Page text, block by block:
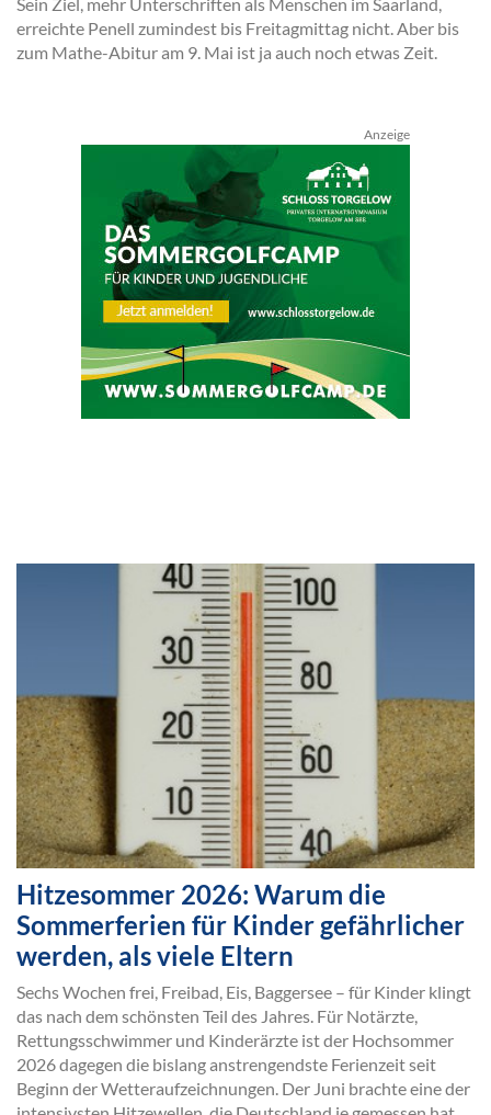
erreichte Penell zumindest bis Freitagmittag nicht. Aber bis
zum Mathe-Abitur am 9. Mai ist ja auch noch etwas Zeit.
Anzeige
Hitzesommer 2026: Warum die
Sommerferien für Kinder gefährlicher
werden, als viele Eltern
Sechs Wochen frei, Freibad, Eis, Baggersee – für Kinder klingt
das nach dem schönsten Teil des Jahres. Für Notärzte,
Rettungsschwimmer und Kinderärzte ist der Hochsommer
2026 dagegen die bislang anstrengendste Ferienzeit seit
Beginn der Wetteraufzeichnungen. Der Juni brachte eine der